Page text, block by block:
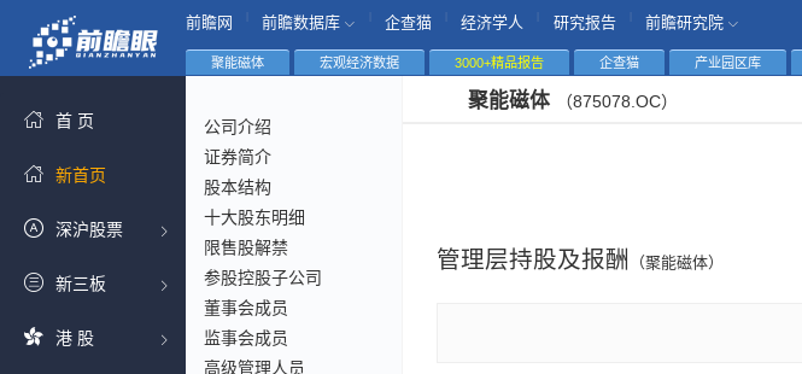
前瞻网 前瞻数据库 企查猫 经济学人 研究报告 前瞻研究院
首 页
新首页
深沪股票
新三板
港 股
聚能磁体 宏观经济数据 3000+精品报告 企查猫 产业园区库
公司介绍
证券简介
股本结构
十大股东明细
限售股解禁
参股控股子公司
董事会成员
监事会成员
高级管理人员
聚能磁体 （875078.OC）
管理层持股及报酬 （聚能磁体）